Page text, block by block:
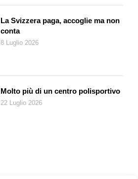
La Svizzera paga, accoglie ma non
conta
8 Luglio 2026
Molto più di un centro polisportivo
22 Luglio 2026